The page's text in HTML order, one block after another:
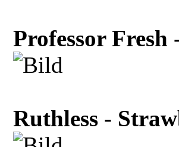
Professor
Ruthless -